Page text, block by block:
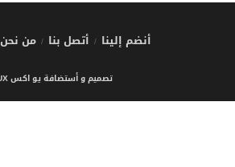
أنضم إلينا أتصل بنا من نحن
تصميم و أستضافة يو اكس UX